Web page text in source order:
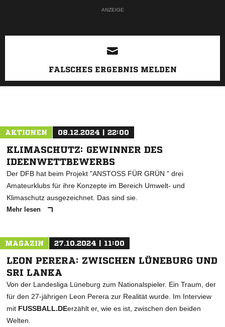
ANZEIGE
FALSCHES ERGEBNIS MELDEN
AKTIONEN 08.12.2024 | 22:00
KLIMASCHUTZ: GEWINNER DES
IDEENWETTBEWERBS
Der DFB hat beim Projekt "ANSTOSS FÜR GRÜN " drei
Amateurklubs für ihre Konzepte im Bereich Umwelt- und
Klimaschutz ausgezeichnet. Das sind sie.
Mehr lesen
MAGAZIN 27.10.2024 | 11:00
LEON PERERA: ZWISCHEN LÜNEBURG UND
SRI LANKA
Von der Landesliga Lüneburg zum Nationalspieler. Ein Traum, der
für den 27-jährigen Leon Perera zur Realität wurde. Im Interview
mit FUSSBALL.DEerzählt er, wie es ist, zwischen den beiden
Welten.